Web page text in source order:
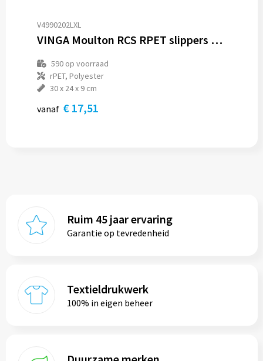
V4990202LXL
VINGA Moulton RCS RPET slippers L/XL
590op voorraad
rPET, Polyester
30 x 24 x 9 cm
vanaf € 17,51
Ruim 45 jaar ervaring
Garantie op tevredenheid
Textieldrukwerk
100% in eigen beheer